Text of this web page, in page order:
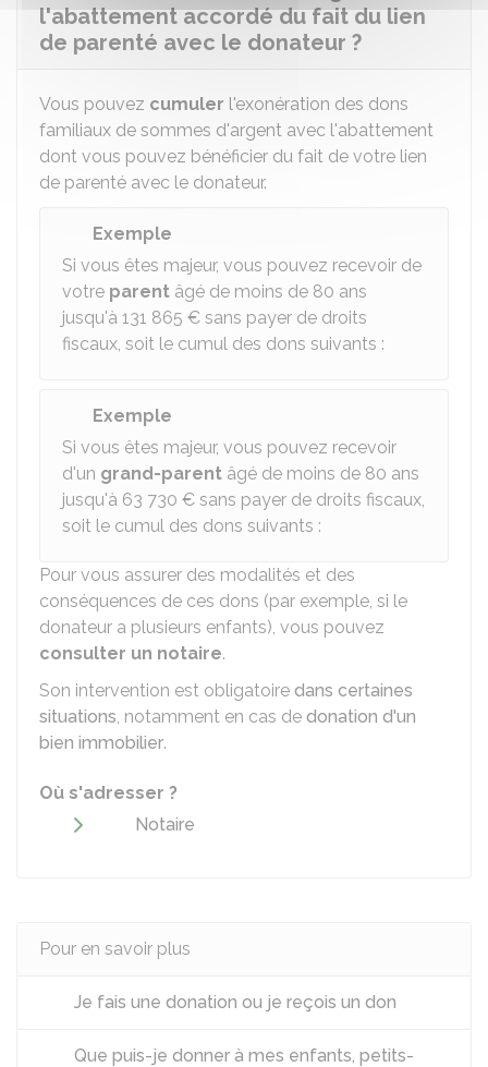
l'abattement accordé du fait du lien
de parenté avec le donateur ?
Vous pouvez cumuler l'exonération des dons
familiaux de sommes d'argent avec l'abattement
dont vous pouvez bénéficier du fait de votre lien
de parenté avec le donateur.
Exemple
Si vous êtes majeur, vous pouvez recevoir de
votre parent âgé de moins de 80 ans
jusqu'à 131 865 € sans payer de droits
fiscaux, soit le cumul des dons suivants :
Exemple
Si vous êtes majeur, vous pouvez recevoir
d'un grand-parent âgé de moins de 80 ans
jusqu'à 63 730 € sans payer de droits fiscaux,
soit le cumul des dons suivants :
Pour vous assurer des modalités et des
conséquences de ces dons (par exemple, si le
donateur a plusieurs enfants), vous pouvez
consulter un notaire.
Son intervention est obligatoire dans certaines
situations, notamment en cas de donation d'un
bien immobilier.
Où s'adresser ?
Notaire
Pour en savoir plus
Je fais une donation ou je reçois un don
Que puis-je donner à mes enfants, petits-